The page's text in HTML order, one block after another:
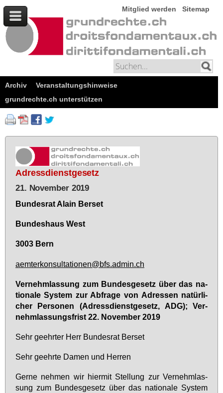
Mitglied werden Sitemap
Archiv
Veranstaltungshinweise
grundrechte.ch unterstützen
Adressdienstgesetz
21. November 2019
Bun­des­rat Alain Ber­set
Bun­des­haus West
3003 Bern
aem­ter­kon­sul­ta­tio­nen@​bfs.​admin.​ch
Ver­nehm­las­sung zum Bun­des­ge­setz über das na­
tio­na­le Sys­tem zur Ab­fra­ge von Adres­sen na­tür­li­
cher Per­so­nen (Adress­dienst­ge­setz, ADG); Ver­
nehm­las­sungs­frist 22. No­vem­ber 2019
Sehr ge­ehr­ter Herr Bun­des­rat Ber­set
Sehr ge­ehr­te Da­men und Her­ren
Ger­ne neh­men wir hier­mit Stel­lung zur Ver­nehm­las­
sung zum Bun­des­ge­setz über das na­tio­na­le Sys­tem